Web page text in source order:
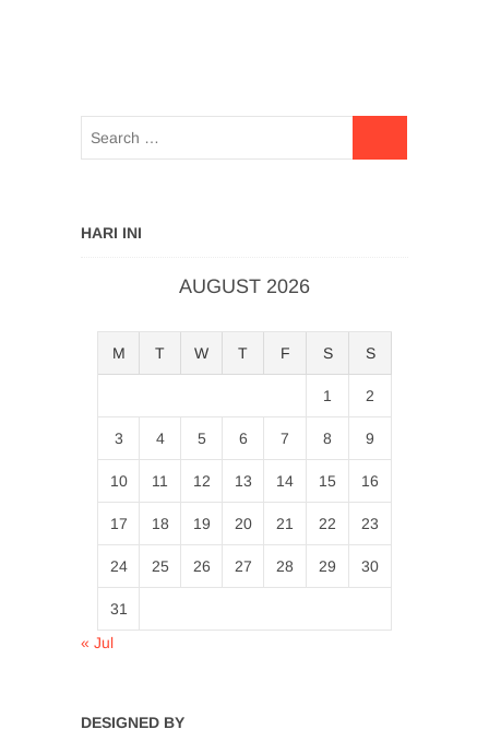
HARI INI
AUGUST 2026
M T W T F S S
1 2
3 4 5 6 7 8 9
10 11 12 13 14 15 16
17 18 19 20 21 22 23
24 25 26 27 28 29 30
31
« Jul
DESIGNED BY